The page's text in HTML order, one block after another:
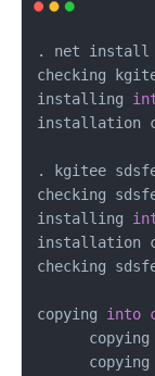
. net install
checking
installing
installation
. kgitee
checking
installing
installation
checking
copying into
copying
copying